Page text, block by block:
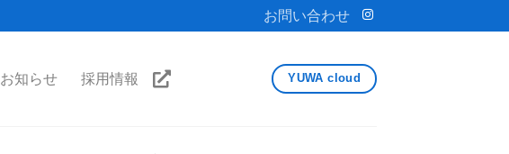
お問い合わせ
お知らせ 採用情報 YUWA cloud